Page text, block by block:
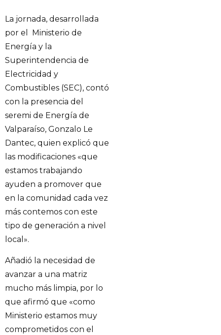
La jornada, desarrollada
por el Ministerio de
Energía y la
Superintendencia de
Electricidad y
Combustibles (SEC), contó
con la presencia del
seremi de Energía de
Valparaíso, Gonzalo Le
Dantec, quien explicó que
las modificaciones «que
estamos trabajando
ayuden a promover que
en la comunidad cada vez
más contemos con este
tipo de generación a nivel
local».
Añadió la necesidad de
avanzar a una matriz
mucho más limpia, por lo
que afirmó que «como
Ministerio estamos muy
comprometidos con el